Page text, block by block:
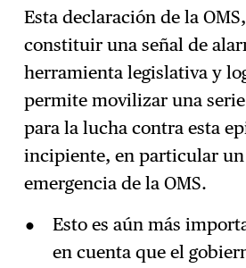
Esta declaración de la
constituir una señal de
herramienta legislativa y
permite movilizar una
para la lucha contra esta
incipiente, en particular
emergencia de la OMS.
Esto es aún más
en cuenta que el